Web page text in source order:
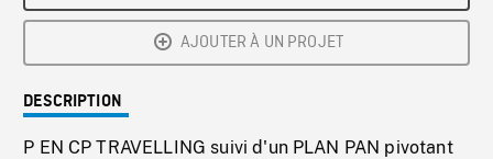
AJOUTER À UN PROJET
DESCRIPTION
P EN CP TRAVELLING suivi d'un PLAN PAN pivotant